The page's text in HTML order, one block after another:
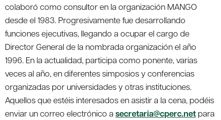
colaboró como consultor en la organización MANGO
desde el 1983. Progresivamente fue desarrollando
funciones ejecutivas, llegando a ocupar el cargo de
Director General de la nombrada organización el año
1996. En la actualidad, participa como ponente, varias
veces al año, en diferentes simposios y conferencias
organizadas por universidades y otras instituciones.
Aquellos que estéis interesados en asistir a la cena, podéis
enviar un correo electrónico a secretaria@cperc.net para